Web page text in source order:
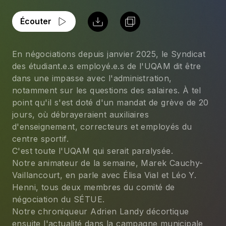
Écouter
En négociations depuis janvier 2025, le Syndicat
des étudiant.e.s employé.e.s de l'UQAM dit être
dans une impasse avec l'administration,
notamment sur les questions des salaires. À tel
point qu'il s'est doté d'un mandat de grève de 20
jours, où débrayeraient auxiliaires
d'enseignement, correcteurs et employés du
centre sportif.
C'est toute l'UQAM qui serait paralysée.
Notre animateur de la semaine, Marek Cauchy-
Vaillancourt, en parle avec Élisa Vial et Léo Y.
Henni, tous deux membres du comité de
négociation du SÉTUE.
Notre chroniqueur Adrien Landy décortique
ensuite l'actualité dans la campagne municipale